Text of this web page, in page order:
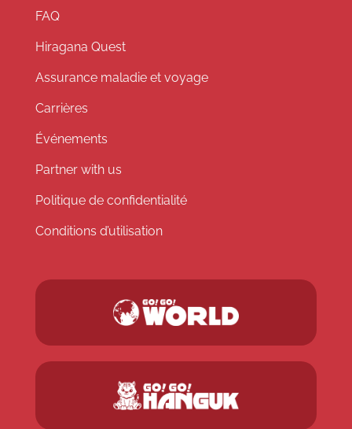
FAQ
Hiragana Quest
Assurance maladie et voyage
Carrières
Événements
Partner with us
Politique de confidentialité
Conditions d’utilisation